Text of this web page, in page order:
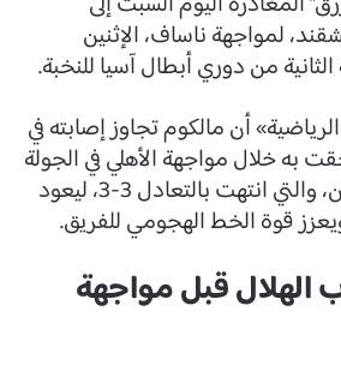
لمواجهة ناساف، الإثنين
من دوري أبطال آسيا للنخبة.
أن مالكوم تجاوز إصابته في
به خلال مواجهة الأهلي في الجولة
الثالثة من دوري روشن، والتي انتهت بالتعادل 3-3، ليعود
قوة الخط الهجومي للفريق.
الهلال قبل مواجهة